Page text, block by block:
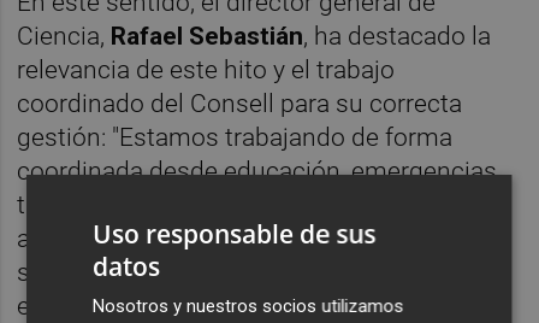
Ciencia, Rafael Sebastián, ha destacado la
relevancia de este hito y el trabajo
coordinado del Consell para su correcta
gestión: "Estamos trabajando de forma
coordinada desde educación, emergencias,
transportes, sanidad, movilidad, medio
ambiente y turismo para garantizar la
seguridad de la ciudadanía durante el
eclipse".
Uso responsable de sus
datos
Nosotros y nuestros socios utilizamos